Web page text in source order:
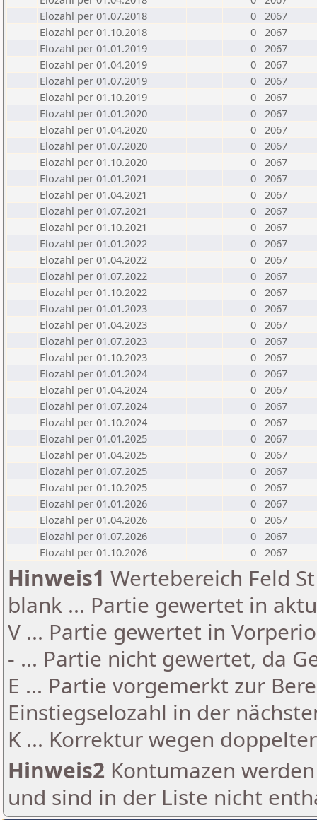
Elozahl per 01.07.2018
0 2067
Elozahl per 01.10.2018
0 2067
Elozahl per 01.01.2019
0 2067
Elozahl per 01.04.2019
0 2067
Elozahl per 01.07.2019
0 2067
Elozahl per 01.10.2019
0 2067
Elozahl per 01.01.2020
0 2067
Elozahl per 01.04.2020
0 2067
Elozahl per 01.07.2020
0 2067
Elozahl per 01.10.2020
0 2067
Elozahl per 01.01.2021
0 2067
Elozahl per 01.04.2021
0 2067
Elozahl per 01.07.2021
0 2067
Elozahl per 01.10.2021
0 2067
Elozahl per 01.01.2022
0 2067
Elozahl per 01.04.2022
0 2067
Elozahl per 01.07.2022
0 2067
Elozahl per 01.10.2022
0 2067
Elozahl per 01.01.2023
0 2067
Elozahl per 01.04.2023
0 2067
Elozahl per 01.07.2023
0 2067
Elozahl per 01.10.2023
0 2067
Elozahl per 01.01.2024
0 2067
Elozahl per 01.04.2024
0 2067
Elozahl per 01.07.2024
0 2067
Elozahl per 01.10.2024
0 2067
Elozahl per 01.01.2025
0 2067
Elozahl per 01.04.2025
0 2067
Elozahl per 01.07.2025
0 2067
Elozahl per 01.10.2025
0 2067
Elozahl per 01.01.2026
0 2067
Elozahl per 01.04.2026
0 2067
Elozahl per 01.07.2026
0 2067
Elozahl per 01.10.2026
0 2067
Hinweis1 Wertebereich Feld
blank ... Partie gewertet in
V ... Partie gewertet in
- ... Partie nicht gewertet, da
E ... Partie vorgemerkt zur
Einstiegselozahl in der
K ... Korrektur wegen
Hinweis2 Kontumazen
und sind in der Liste nicht